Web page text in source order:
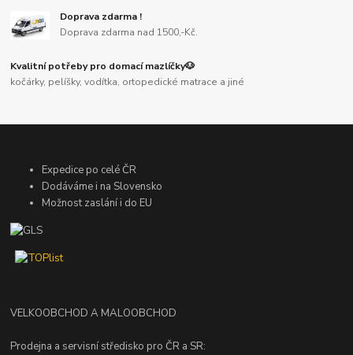
Doprava zdarma !
Doprava zdarma nad 1500,-Kč.
Kvalitní potřeby pro domací mazlíčky🐶
kočárky, pelíšky, vodítka, ortopedické matrace a jiné
Expedice po celé ČR
Dodáváme i na Slovensko
Možnost zaslání i do EU
VELKOOBCHOD A MALOOBCHOD
Prodejna a servisní středisko pro ČR a SR: